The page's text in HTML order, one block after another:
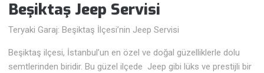
Beşiktaş Jeep Servisi
Teryaki Garaj: Beşiktaş İlçesi’nin Jeep Servisi
Beşiktaş ilçesi, İstanbul’un en özel ve doğal güzelliklerle dolu
semtlerinden biridir. Bu güzel ilçede Jeep gibi lüks ve prestijli bir